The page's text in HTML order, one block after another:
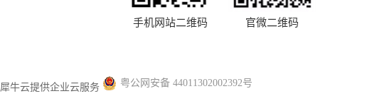
官微二维码
手机网站二维码
犀牛云提供企业云服务 粤公网安备 44011302002392号